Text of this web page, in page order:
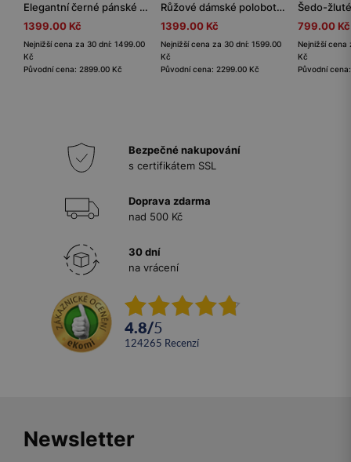
Elegantní černé pánské společenské boty z hladké kůže
1399.00 Kč
Nejnižší cena za 30 dní: 1499.00
Kč
Původní cena: 2899.00 Kč
Růžové dámské polobotky z pleteného materiálu RELAKS
1399.00 Kč
Nejnižší cena za 30 dní: 1599.00
Kč
Původní cena: 2299.00 Kč
799.00 Kč
Nejnižší cena
Kč
Původní
Bezpečné nakupování
s certifikátem SSL
Doprava zdarma
nad 500 Kč
30 dní
na vrácení
4.8/5
124265 recenzí
Newsletter